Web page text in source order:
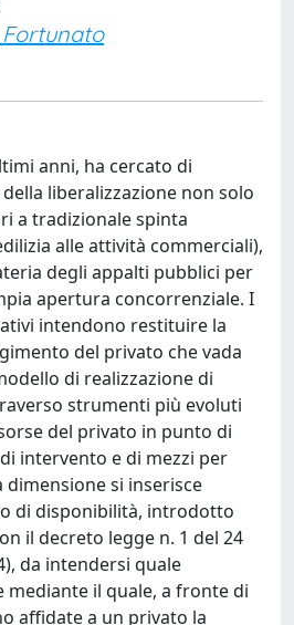
Fortunato
anni, ha cercato di
liberalizzazione non solo
a tradizionale spinta
alle attività commerciali),
degli appalti pubblici per
apertura concorrenziale. I
intendono restituire la
del privato che vada
di realizzazione di
strumenti più evoluti
del privato in punto di
intervento e di mezzi per
dimensione si inserisce
di disponibilità, introdotto
il decreto legge n. 1 del 24
da intendersi quale
il quale, a fronte di
affidate a un privato la